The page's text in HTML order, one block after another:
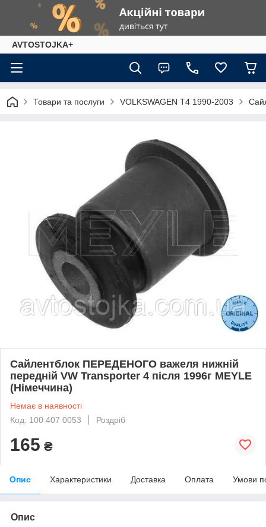
AVTOSTOJKA+
Товари та послуги VOLKSWAGEN T4 1990-2003
Сайлентблок ПЕРЕДЕНОГО важеля нижній
передній VW Transporter 4 після 1996г MEYLE
(Німеччина)
Немає в наявності
Код: 100 407 0053
Роздріб
165 ₴
Опис Характеристики Доставка Оплата Умови
Опис